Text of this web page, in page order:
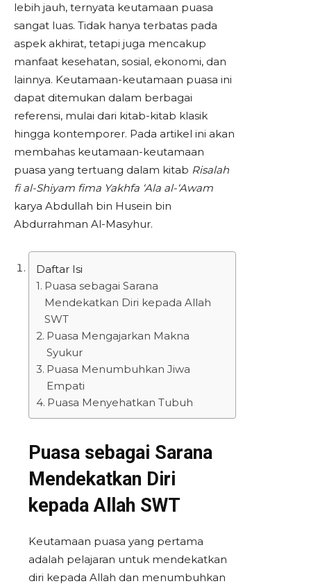
lebih jauh, ternyata keutamaan puasa
sangat luas. Tidak hanya terbatas pada
aspek akhirat, tetapi juga mencakup
manfaat kesehatan, sosial, ekonomi, dan
lainnya. Keutamaan-keutamaan puasa ini
dapat ditemukan dalam berbagai
referensi, mulai dari kitab-kitab klasik
hingga kontemporer. Pada artikel ini akan
membahas keutamaan-keutamaan
puasa yang tertuang dalam kitab Risalah
fi al-Shiyam fima Yakhfa ‘Ala al-‘Awam
karya Abdullah bin Husein bin
Abdurrahman Al-Masyhur.
Daftar Isi
Puasa sebagai Sarana
Mendekatkan Diri kepada Allah
SWT
Puasa Mengajarkan Makna
Syukur
Puasa Menumbuhkan Jiwa
Empati
Puasa Menyehatkan Tubuh
Puasa sebagai Sarana
Mendekatkan Diri
kepada Allah SWT
Keutamaan puasa yang pertama
adalah pelajaran untuk mendekatkan
diri kepada Allah dan menumbuhkan